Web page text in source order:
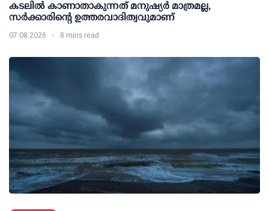
കടലിൽ കാണാതാകുന്നത് മനുഷ്യർ മാത്രമല്ല,
സർക്കാരിന്റെ ഉത്തരവാദിത്വവുമാണ്
07 08 2026 8 mins read